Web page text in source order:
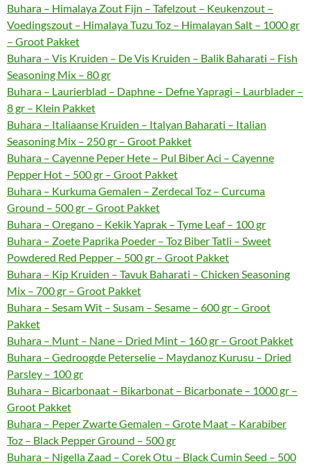
Buhara – Himalaya Zout Fijn – Tafelzout – Keukenzout –
Voedingszout – Himalaya Tuzu Toz – Himalayan Salt – 1000 gr
– Groot Pakket
Buhara – Vis Kruiden – De Vis Kruiden – Balik Baharati – Fish
Seasoning Mix – 80 gr
Buhara – Laurierblad – Daphne – Defne Yapragi – Laurblader –
8 gr – Klein Pakket
Buhara – Italiaanse Kruiden – Italyan Baharati – Italian
Seasoning Mix – 250 gr – Groot Pakket
Buhara – Cayenne Peper Hete – Pul Biber Aci – Cayenne
Pepper Hot – 500 gr – Groot Pakket
Buhara – Kurkuma Gemalen – Zerdecal Toz – Curcuma
Ground – 500 gr – Groot Pakket
Buhara – Oregano – Kekik Yaprak – Tyme Leaf – 100 gr
Buhara – Zoete Paprika Poeder – Toz Biber Tatli – Sweet
Powdered Red Pepper – 500 gr – Groot Pakket
Buhara – Kip Kruiden – Tavuk Baharati – Chicken Seasoning
Mix – 700 gr – Groot Pakket
Buhara – Sesam Wit – Susam – Sesame – 600 gr – Groot
Pakket
Buhara – Munt – Nane – Dried Mint – 160 gr – Groot Pakket
Buhara – Gedroogde Peterselie – Maydanoz Kurusu – Dried
Parsley – 100 gr
Buhara – Bicarbonaat – Bikarbonat – Bicarbonate – 1000 gr –
Groot Pakket
Buhara – Peper Zwarte Gemalen – Grote Maat – Karabiber
Toz – Black Pepper Ground – 500 gr
Buhara – Nigella Zaad – Corek Otu – Black Cumin Seed – 500